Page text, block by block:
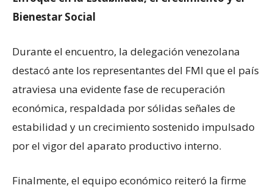
Bienestar Social
Durante el encuentro, la delegación venezolana
destacó ante los representantes del FMI que el país
atraviesa una evidente fase de recuperación
económica, respaldada por sólidas señales de
estabilidad y un crecimiento sostenido impulsado
por el vigor del aparato productivo interno.
Finalmente, el equipo económico reiteró la firme